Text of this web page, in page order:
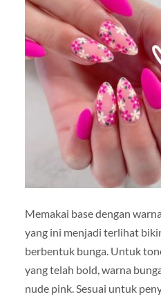
Memakai base dengan
yang ini menjadi terlihat
berbentuk bunga. Untuk
yang telah bold, warna
nude pink. Sesuai untuk